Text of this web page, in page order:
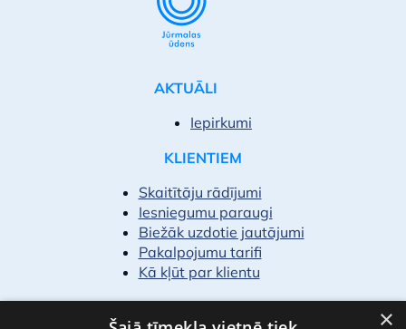
AKTUĀLI
Iepirkumi
KLIENTIEM
Skaitītāju rādījumi
Iesniegumu paraugi
Biežāk uzdotie jautājumi
Pakalpojumu tarifi
Kā kļūt par klientu
PAR MUMS
×